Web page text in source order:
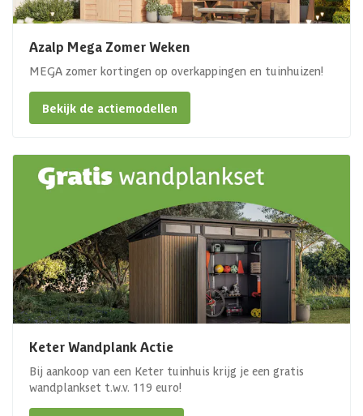
Azalp Mega Zomer Weken
MEGA zomer kortingen op overkappingen en tuinhuizen!
Bekijk de actiemodellen
Keter Wandplank Actie
Bij aankoop van een Keter tuinhuis krijg je een gratis
wandplankset t.w.v. 119 euro!